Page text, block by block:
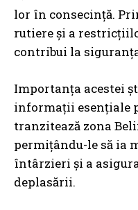
lor în consecință.
rutiere și a
contribui la
Importanța acestei
informații esențiale
tranzitează zona
permițându-le să ia
întârzieri și a
deplasării.